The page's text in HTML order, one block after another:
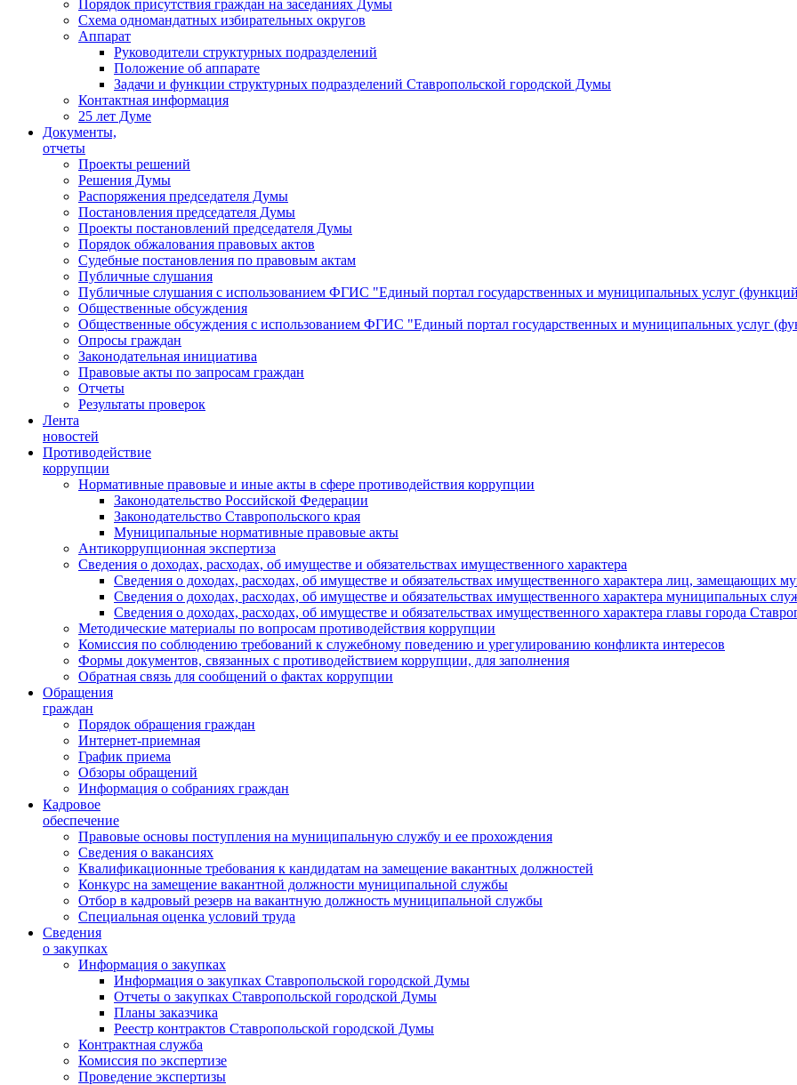
Порядок присутствия граждан на заседаниях Думы
Схема одномандатных избирательных округов
Аппарат
Руководители структурных подразделений
Положение об аппарате
Задачи и функции структурных подразделений Ставропольской городской Думы
Контактная информация
25 лет Думе
Документы,
отчеты
Проекты решений
Решения Думы
Распоряжения председателя Думы
Постановления председателя Думы
Проекты постановлений председателя Думы
Порядок обжалования правовых актов
Судебные постановления по правовым актам
Публичные слушания
Публичные слушания с использованием ФГИС "Единый портал государственных и муниципальных услуг
Общественные обсуждения
Общественные обсуждения с использованием ФГИС "Единый портал государственных и муниципальных услуг
Опросы граждан
Законодательная инициатива
Правовые акты по запросам граждан
Отчеты
Результаты проверок
Лента
новостей
Противодействие
коррупции
Нормативные правовые и иные акты в сфере противодействия коррупции
Законодательство Российской Федерации
Законодательство Ставропольского края
Муниципальные нормативные правовые акты
Антикоррупционная экспертиза
Сведения о доходах, расходах, об имуществе и обязательствах имущественного характера
Сведения о доходах, расходах, об имуществе и обязательствах имущественного характера лиц,
Сведения о доходах, расходах, об имуществе и обязательствах имущественного характера муниципальных
Сведения о доходах, расходах, об имуществе и обязательствах имущественного характера главы города
Методические материалы по вопросам противодействия коррупции
Комиссия по соблюдению требований к служебному поведению и урегулированию конфликта интересов
Формы документов, связанных с противодействием коррупции, для заполнения
Обратная связь для сообщений о фактах коррупции
Обращения
граждан
Порядок обращения граждан
Интернет-приемная
График приема
Обзоры обращений
Информация о собраниях граждан
Кадровое
обеспечение
Правовые основы поступления на муниципальную службу и ее прохождения
Сведения о вакансиях
Квалификационные требования к кандидатам на замещение вакантных должностей
Конкурс на замещение вакантной должности муниципальной службы
Отбор в кадровый резерв на вакантную должность муниципальной службы
Специальная оценка условий труда
Сведения
о закупках
Информация о закупках
Информация о закупках Ставропольской городской Думы
Отчеты о закупках Ставропольской городской Думы
Планы заказчика
Реестр контрактов Ставропольской городской Думы
Контрактная служба
Комиссия по экспертизе
Проведение экспертизы